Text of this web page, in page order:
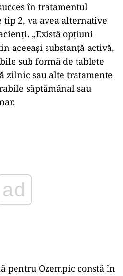
în tratamentul
tip 2, va avea alternative
„Există opțiuni
aceeași substanță activă,
sub formă de tablete
zilnic sau alte tratamente
săptămânal sau
pentru Ozempic constă în